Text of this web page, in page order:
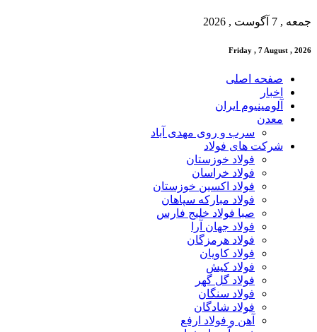
جمعه , 7 آگوست , 2026
Friday , 7 August , 2026
صفحه اصلی
اخبار
آلومینیوم ایران
معدن
سرب و روی مهدی آباد
شرکت های فولاد
فولاد خوزستان
فولاد خراسان
فولاد اکسین خوزستان
فولاد مبارکه سپاهان
صبا فولاد خلیج فارس
فولاد جهان آرا
فولاد هرمزگان
فولاد کاویان
فولاد کیش
فولاد گل گهر
فولاد سنگان
فولاد شادگان
آهن و فولاد ارفع